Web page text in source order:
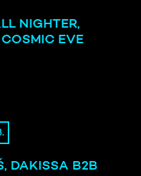
NIGHTER,
EVE
DAKISSA B2B